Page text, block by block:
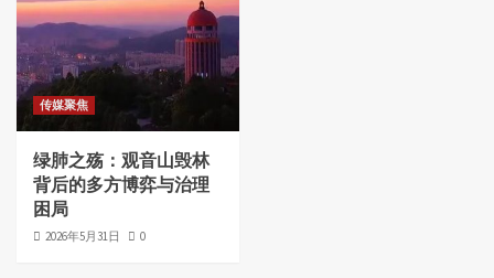
传媒聚焦
绿肺之殇：观音山毁林
背后的多方博弈与治理
困局
2026年5月31日 0